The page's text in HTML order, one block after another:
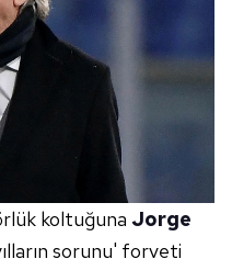
koltuğuna Jorge
sorunu' forveti